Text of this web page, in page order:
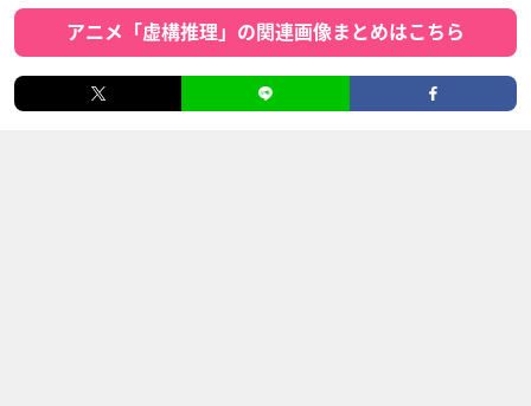
アニメ「虚構推理」の関連画像まとめはこちら